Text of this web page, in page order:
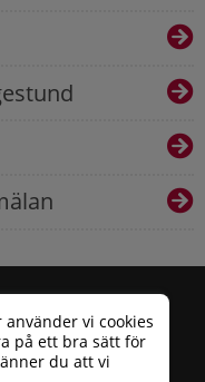
vi cookies
på ett bra sätt för
du att vi